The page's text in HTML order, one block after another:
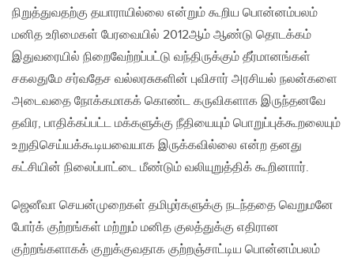
நிறுத்துவதற்கு தயாராயில்லை என்றும் கூறிய பொன்னம்பலம்
மனித உரிமைகள் பேரவையில் 2012ஆம் ஆண்டு தொடக்கம்
இதுவரையில் நிறைவேற்றப்பட்டு வந்திருக்கும் தீர்மானங்கள்
சகலதுமே சர்வதேச வல்லரசுகளின் புவிசார் அரசியல் நலன்களை
அடைவதை நோக்கமாகக் கொண்ட கருவிகளாக இருந்தனவே
தவிர, பாதிக்கப்பட்ட மக்களுக்கு நீதியையும் பொறுப்புக்கூறலையும்
உறுதிசெய்யக்கூடியவையாக இருக்கவில்லை என்ற தனது
கட்சியின் நிலைப்பாட்டை மீண்டும் வலியுறுத்திக் கூறினாார்.
ஜெனீவா செயன்முறைகள் தமிழர்களுக்கு நடந்ததை வெறுமனே
போர்க் குற்றங்கள் மற்றும் மனித குலத்துக்கு எதிரான
குற்றங்களாகக் குறுக்குவதாக குற்றஞ்சாட்டிய பொன்னம்பலம்